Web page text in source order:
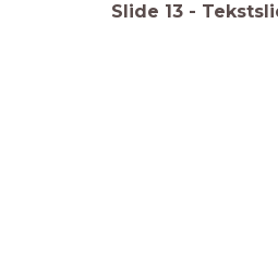
Slide 13 -